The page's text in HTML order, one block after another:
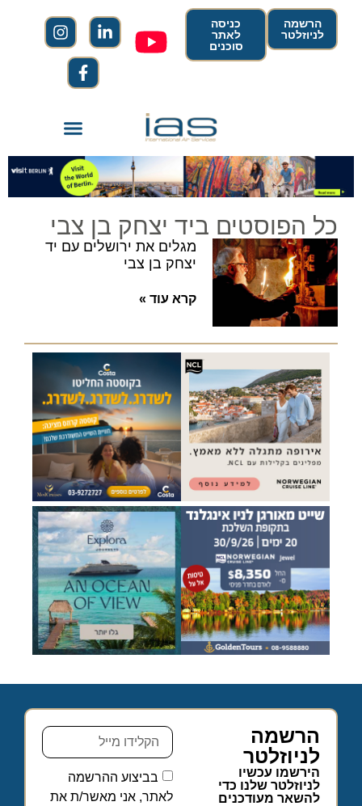
הרשמה
לניוזלטר
כניסה
לאתר
סוכנים
כל הפוסטים ביד יצחק בן צבי
מגלים את ירושלים עם יד
יצחק בן צבי
קרא עוד »
הרשמה
לניוזלטר
הירשמו עכשיו
לניוזלטר שלנו כדי
להשאר מעודכנים
בביצוע ההרשמה
לאתר, אני מאשר/ת את